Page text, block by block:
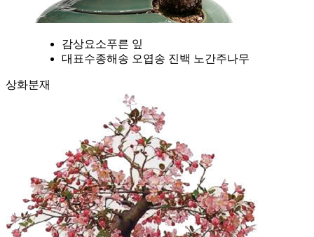
감상요소푸른 잎
대표수종해송 오엽송 진백 노간주나무
상화분재